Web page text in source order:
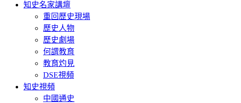
知史名家講壇
重回歷史現場
歷史人物
歷史劇場
何謂教育
教育灼見
DSE視頻
知史視頻
中國通史